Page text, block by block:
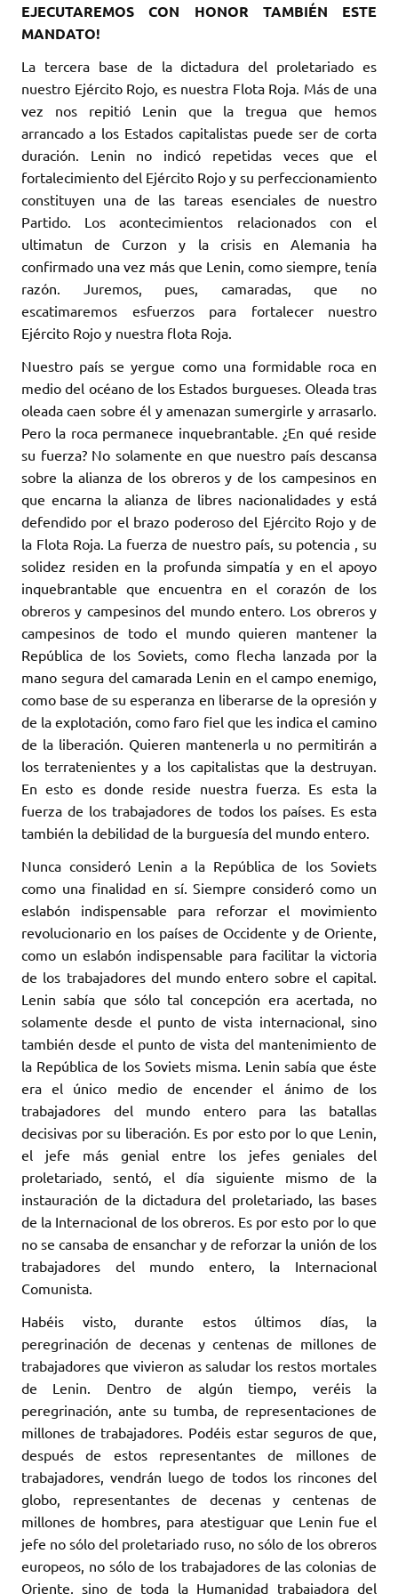
EJECUTAREMOS CON HONOR TAMBIÉN ESTE
MANDATO!
La tercera base de la dictadura del proletariado es
nuestro Ejército Rojo, es nuestra Flota Roja. Más de una
vez nos repitió Lenin que la tregua que hemos
arrancado a los Estados capitalistas puede ser de corta
duración. Lenin no indicó repetidas veces que el
fortalecimiento del Ejército Rojo y su perfeccionamiento
constituyen una de las tareas esenciales de nuestro
Partido. Los acontecimientos relacionados con el
ultimatun de Curzon y la crisis en Alemania ha
confirmado una vez más que Lenin, como siempre, tenía
razón. Juremos, pues, camaradas, que no
escatimaremos esfuerzos para fortalecer nuestro
Ejército Rojo y nuestra flota Roja.
Nuestro país se yergue como una formidable roca en
medio del océano de los Estados burgueses. Oleada tras
oleada caen sobre él y amenazan sumergirle y arrasarlo.
Pero la roca permanece inquebrantable. ¿En qué reside
su fuerza? No solamente en que nuestro país descansa
sobre la alianza de los obreros y de los campesinos en
que encarna la alianza de libres nacionalidades y está
defendido por el brazo poderoso del Ejército Rojo y de
la Flota Roja. La fuerza de nuestro país, su potencia , su
solidez residen en la profunda simpatía y en el apoyo
inquebrantable que encuentra en el corazón de los
obreros y campesinos del mundo entero. Los obreros y
campesinos de todo el mundo quieren mantener la
República de los Soviets, como flecha lanzada por la
mano segura del camarada Lenin en el campo enemigo,
como base de su esperanza en liberarse de la opresión y
de la explotación, como faro fiel que les indica el camino
de la liberación. Quieren mantenerla u no permitirán a
los terratenientes y a los capitalistas que la destruyan.
En esto es donde reside nuestra fuerza. Es esta la
fuerza de los trabajadores de todos los países. Es esta
también la debilidad de la burguesía del mundo entero.
Nunca consideró Lenin a la República de los Soviets
como una finalidad en sí. Siempre consideró como un
eslabón indispensable para reforzar el movimiento
revolucionario en los países de Occidente y de Oriente,
como un eslabón indispensable para facilitar la victoria
de los trabajadores del mundo entero sobre el capital.
Lenin sabía que sólo tal concepción era acertada, no
solamente desde el punto de vista internacional, sino
también desde el punto de vista del mantenimiento de
la República de los Soviets misma. Lenin sabía que éste
era el único medio de encender el ánimo de los
trabajadores del mundo entero para las batallas
decisivas por su liberación. Es por esto por lo que Lenin,
el jefe más genial entre los jefes geniales del
proletariado, sentó, el día siguiente mismo de la
instauración de la dictadura del proletariado, las bases
de la Internacional de los obreros. Es por esto por lo que
no se cansaba de ensanchar y de reforzar la unión de los
trabajadores del mundo entero, la Internacional
Comunista.
Habéis visto, durante estos últimos días, la
peregrinación de decenas y centenas de millones de
trabajadores que vivieron as saludar los restos mortales
de Lenin. Dentro de algún tiempo, veréis la
peregrinación, ante su tumba, de representaciones de
millones de trabajadores. Podéis estar seguros de que,
después de estos representantes de millones de
trabajadores, vendrán luego de todos los rincones del
globo, representantes de decenas y centenas de
millones de hombres, para atestiguar que Lenin fue el
jefe no sólo del proletariado ruso, no sólo de los obreros
europeos, no sólo de los trabajadores de las colonias de
Oriente, sino de toda la Humanidad trabajadora del